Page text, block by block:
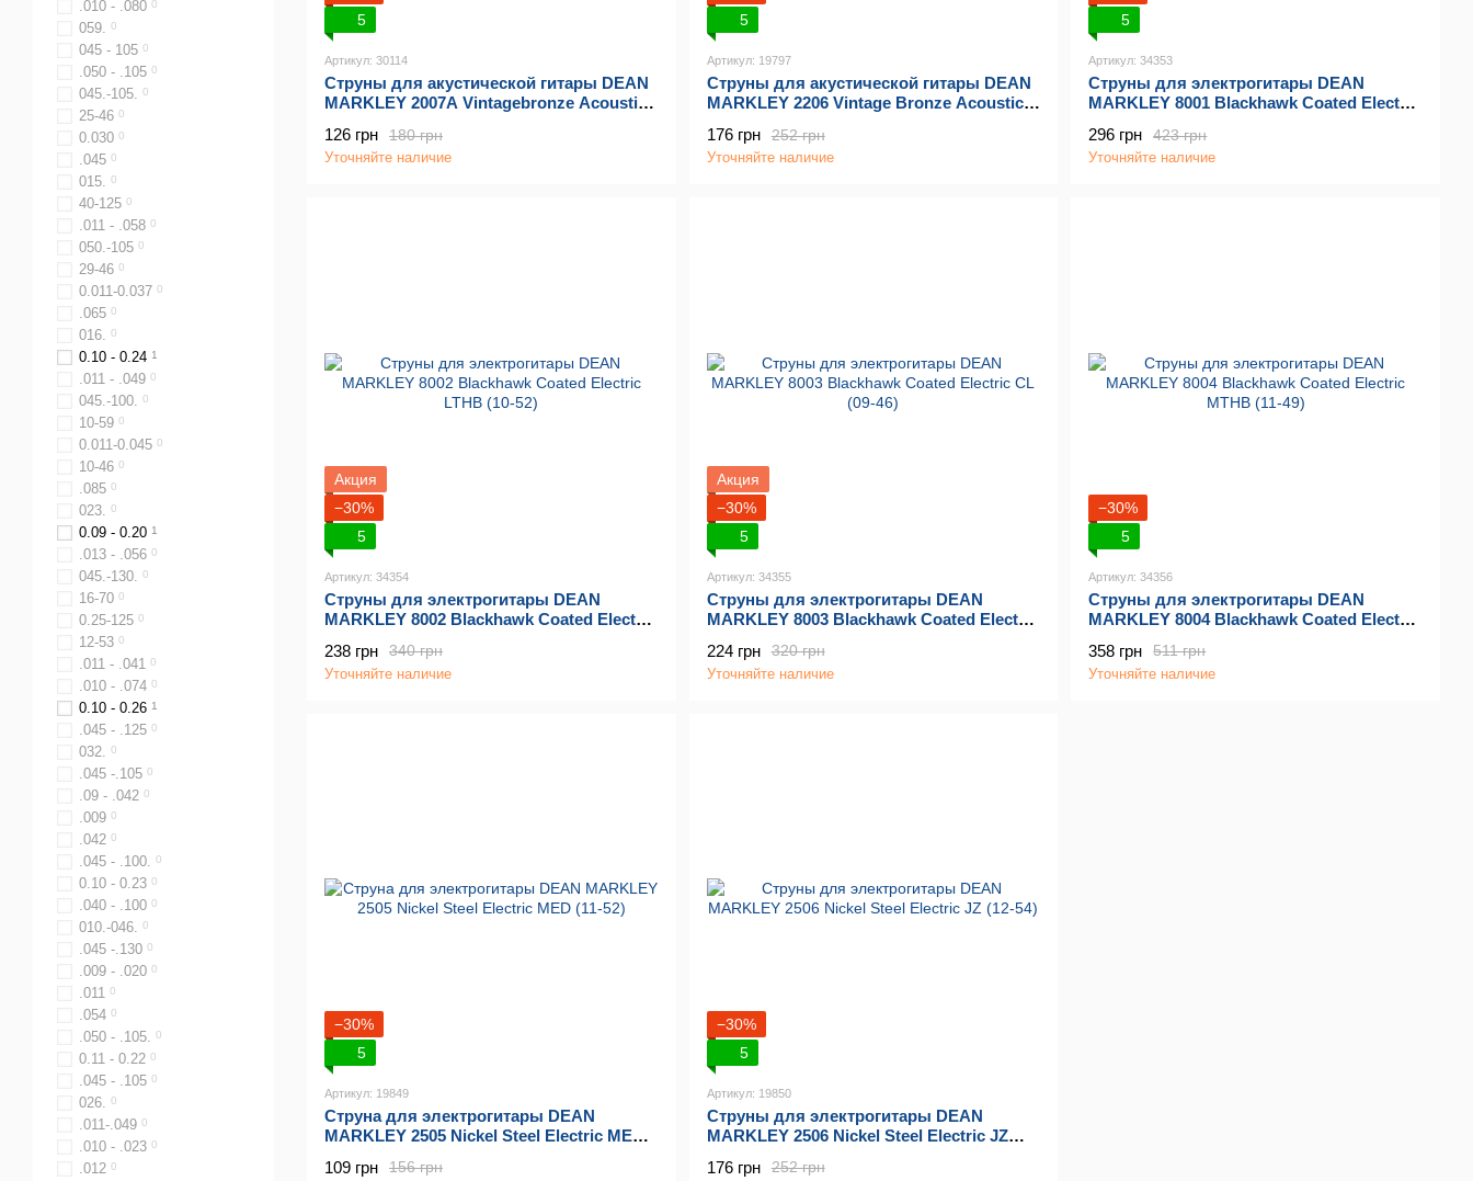
5
Артикул: 30114
Струны для акустической гитары DEAN
MARKLEY 2007A Vintagebronze Acoustic
180 грн
126 грн
Уточняйте наличие
5
Артикул: 19797
Струны для акустической гитары DEAN
MARKLEY 2206 Vintage Bronze Acoustic
252 грн
176 грн
Уточняйте наличие
5
Артикул: 34353
Струны для электрогитары DEAN
MARKLEY 8001 Blackhawk Coated Electric
423 грн
296 грн
Уточняйте наличие
Акция
−30%
5
Артикул: 34354
Струны для электрогитары DEAN
MARKLEY 8002 Blackhawk Coated Electric
340 грн
238 грн
Уточняйте наличие
Акция
−30%
5
Артикул: 34355
Струны для электрогитары DEAN
MARKLEY 8003 Blackhawk Coated Electric
320 грн
224 грн
Уточняйте наличие
−30%
5
Артикул: 34356
Струны для электрогитары DEAN
MARKLEY 8004 Blackhawk Coated Electric
511 грн
358 грн
Уточняйте наличие
−30%
5
Артикул: 19849
Струна для электрогитары DEAN
MARKLEY 2505 Nickel Steel Electric MED
156 грн
109 грн
−30%
5
Артикул: 19850
Струны для электрогитары DEAN
MARKLEY 2506 Nickel Steel Electric JZ
252 грн
176 грн
.010 - .080 0
059. 0
045 - 105 0
.050 - .105 0
045.-105. 0
25-46 0
0.030 0
.045 0
015. 0
40-125 0
.011 - .058 0
050.-105 0
29-46 0
0.011-0.037 0
.065 0
016. 0
0.10 - 0.24 1
.011 - .049 0
045.-100. 0
10-59 0
0.011-0.045 0
10-46 0
.085 0
023. 0
0.09 - 0.20 1
.013 - .056 0
045.-130. 0
16-70 0
0.25-125 0
12-53 0
.011 - .041 0
.010 - .074 0
0.10 - 0.26 1
.045 - .125 0
032. 0
.045 -.105 0
.09 - .042 0
.009 0
.042 0
.045 - .100. 0
0.10 - 0.23 0
.040 - .100 0
010.-046. 0
.045 -.130 0
.009 - .020 0
.011 0
.054 0
.050 - .105. 0
0.11 - 0.22 0
.045 - .105 0
026. 0
.011-.049 0
.010 - .023 0
.012 0